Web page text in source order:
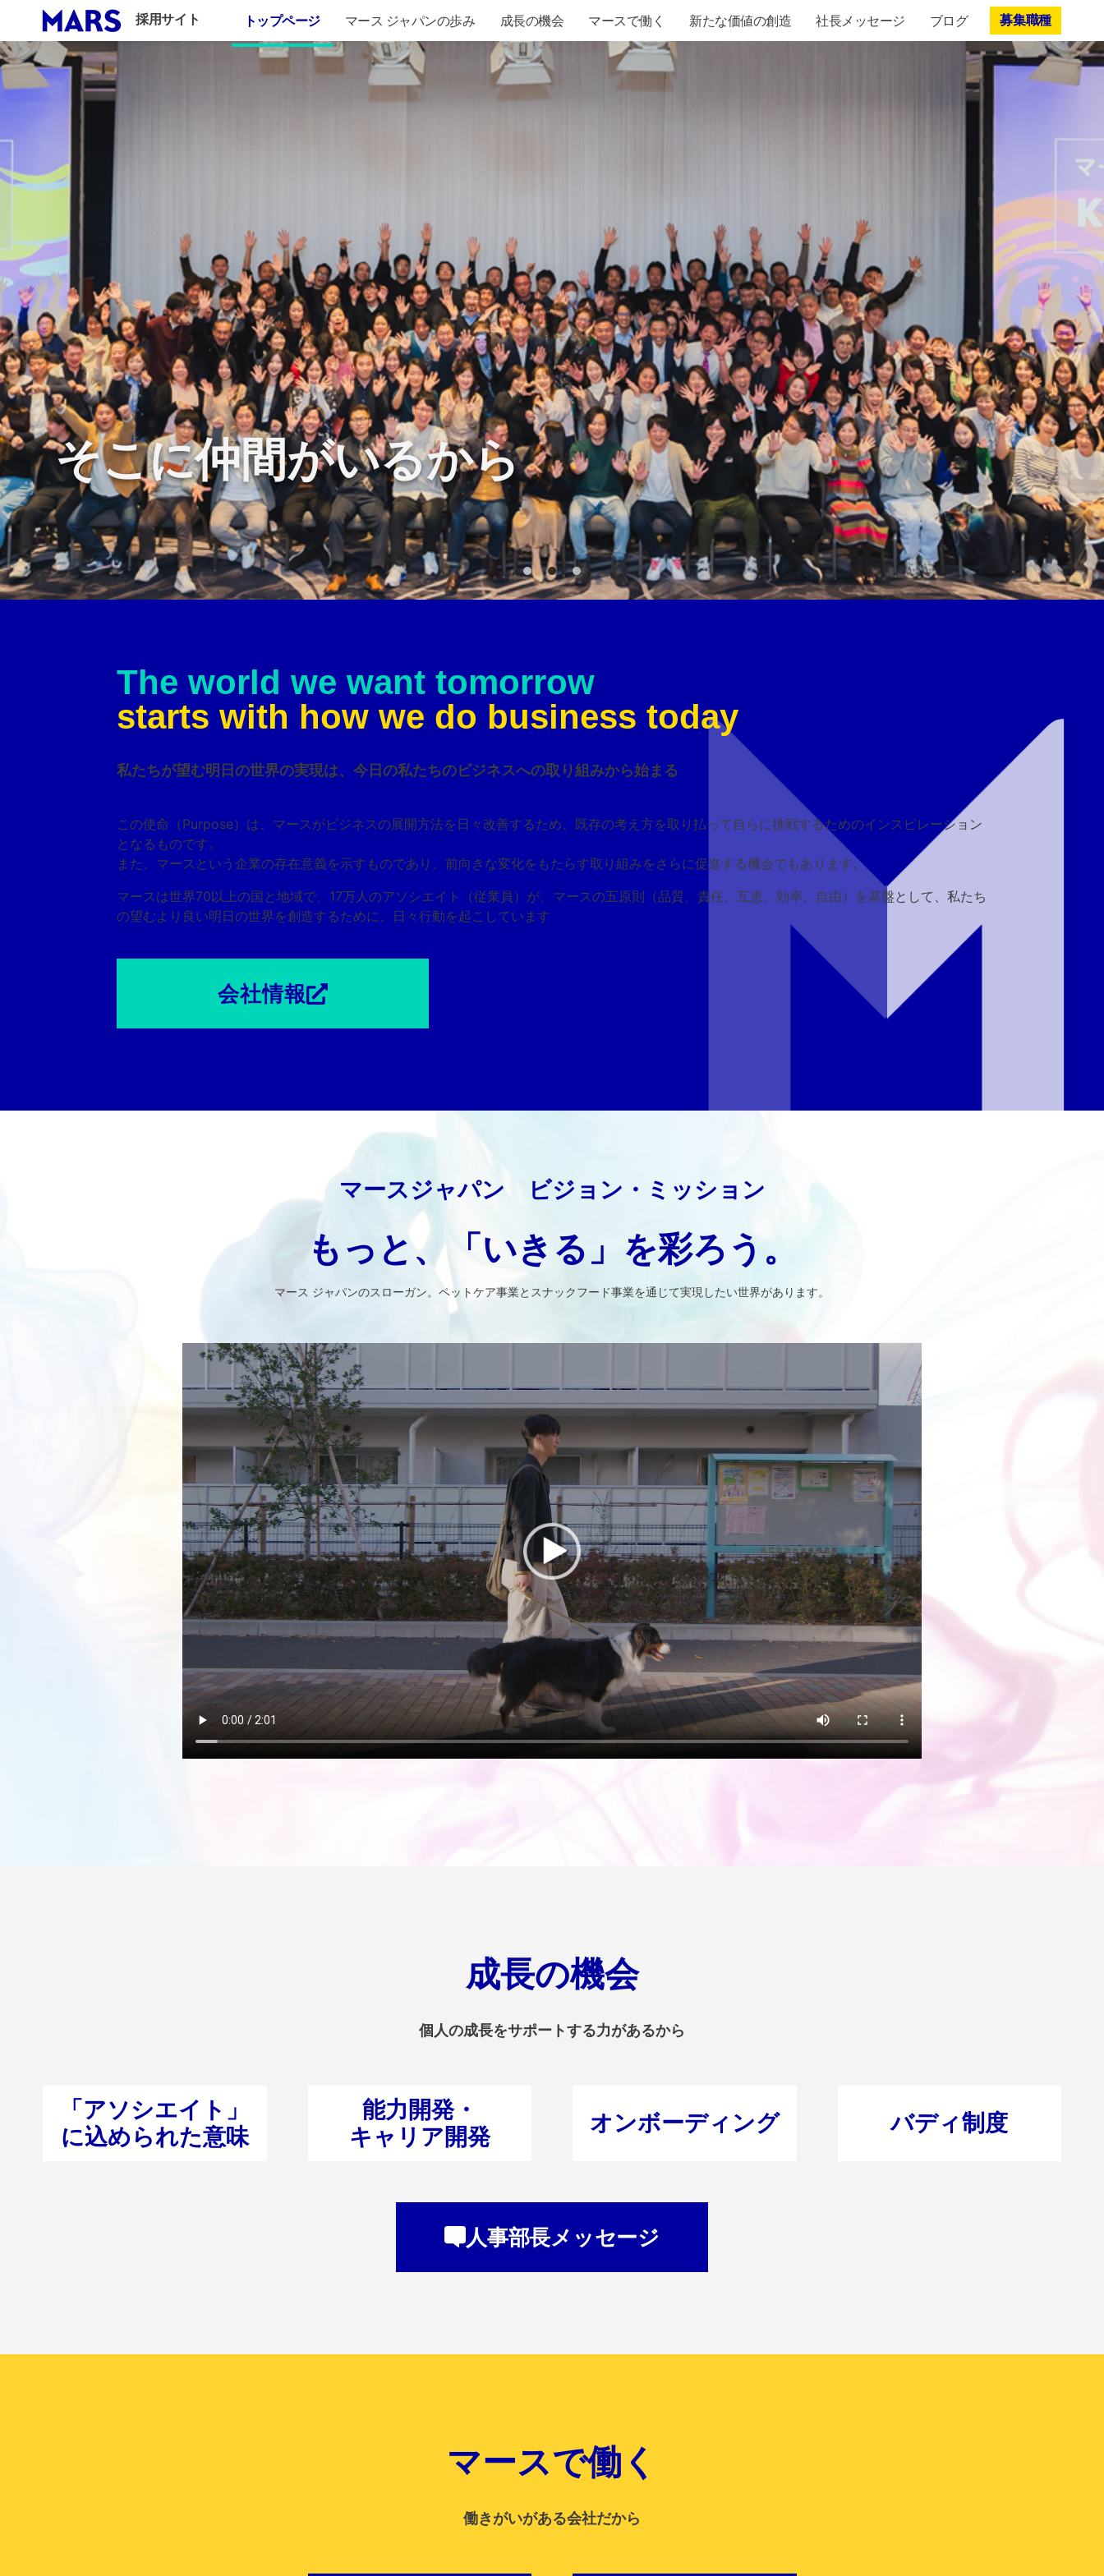
採用サイト トップページ マース ジャパンの歩み 成長の機会 マースで働く 新たな価値の創造 社長メッセージ ブログ 募集職種
個人の成長をサポートする力があるから
The world we want tomorrow
starts with how we do business today
私たちが望む明日の世界の実現は、今日の私たちのビジネスへの取り組みから始まる
この使命（Purpose）は、マースがビジネスの展開方法を日々改善するため、既存の考え方を取り払って自らに挑戦するためのインスピレーション
となるものです。
また、マースという企業の存在意義を示すものであり、前向きな変化をもたらす取り組みをさらに促進する機会でもあります。
マースは世界70以上の国と地域で、17万人のアソシエイト（従業員）が、マースの五原則（品質、責任、互恵、効率、自由）を基盤として、私たち
の望むより良い明日の世界を創造するために、日々行動を起こしています
会社情報
マースジャパン ビジョン・ミッション
もっと、「いきる」を彩ろう。
マース ジャパンのスローガン。ペットケア事業とスナックフード事業を通じて実現したい世界があります。
成長の機会
個人の成長をサポートする力があるから
「アソシエイト」
に込められた意味
能力開発・
キャリア開発
オンボーディング バディ制度
人事部長メッセージ
マースで働く
働きがいがある会社だから